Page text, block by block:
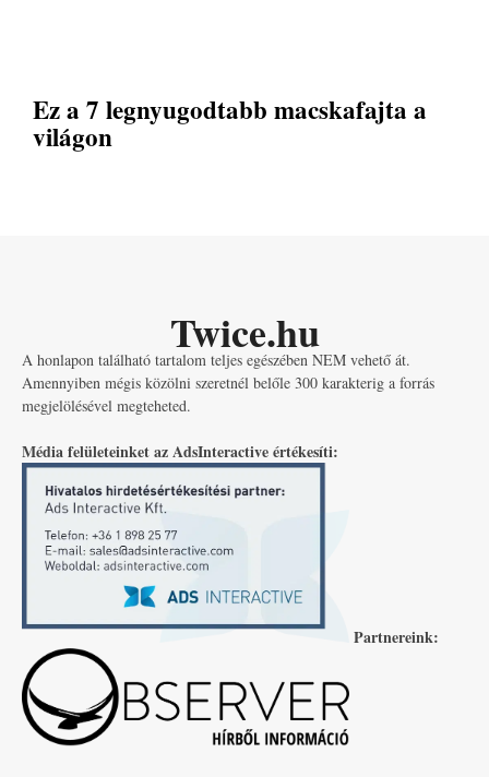
Ez a 7 legnyugodtabb macskafajta a
világon
Twice.hu
A honlapon található tartalom teljes egészében NEM vehető át.
Amennyiben mégis közölni szeretnél belőle 300 karakterig a forrás
megjelölésével megteheted.
Média felületeinket az AdsInteractive értékesíti:
Partnereink: